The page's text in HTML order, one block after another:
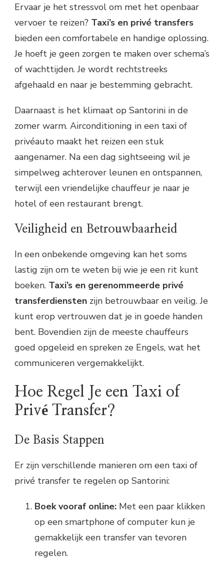
Ervaar je het stressvol om met het openbaar
vervoer te reizen? Taxi’s en privé transfers
bieden een comfortabele en handige oplossing.
Je hoeft je geen zorgen te maken over schema’s
of wachttijden. Je wordt rechtstreeks
afgehaald en naar je bestemming gebracht.
Daarnaast is het klimaat op Santorini in de
zomer warm. Airconditioning in een taxi of
privéauto maakt het reizen een stuk
aangenamer. Na een dag sightseeing wil je
simpelweg achterover leunen en ontspannen,
terwijl een vriendelijke chauffeur je naar je
hotel of een restaurant brengt.
Veiligheid en Betrouwbaarheid
In een onbekende omgeving kan het soms
lastig zijn om te weten bij wie je een rit kunt
boeken. Taxi’s en gerenommeerde privé
transferdiensten zijn betrouwbaar en veilig. Je
kunt erop vertrouwen dat je in goede handen
bent. Bovendien zijn de meeste chauffeurs
goed opgeleid en spreken ze Engels, wat het
communiceren vergemakkelijkt.
Hoe Regel Je een Taxi of
Privé Transfer?
De Basis Stappen
Er zijn verschillende manieren om een taxi of
privé transfer te regelen op Santorini:
Boek vooraf online: Met een paar klikken
op een smartphone of computer kun je
gemakkelijk een transfer van tevoren
regelen.